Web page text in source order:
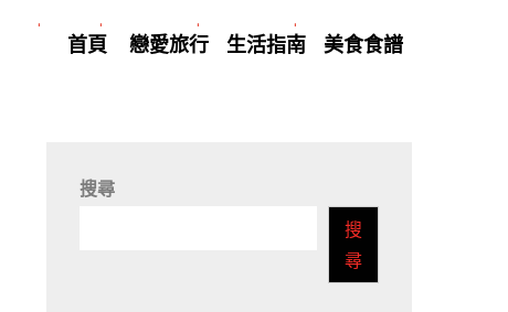
首頁 戀愛旅行 生活指南 美食食譜
搜尋
搜
尋